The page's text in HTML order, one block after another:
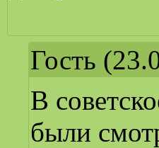
Гость
В
были